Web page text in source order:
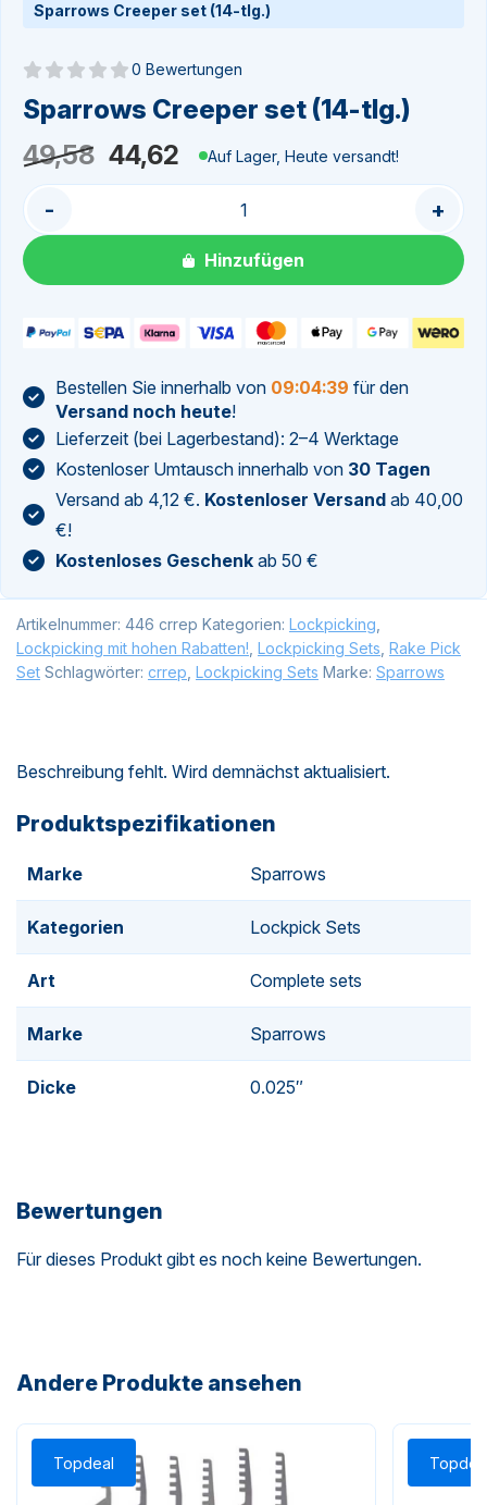
Sparrows Creeper set (14-tlg.)
Noch keine Bewertungen
0 Bewertungen
Sparrows Creeper set (14-tlg.)
49,58 Ursprünglicher
Preis
49,58
44,62 Aktueller
Preis
44,62.
Auf Lager, Heute versandt!
- +
Hinzufügen
Bestellen Sie innerhalb von 09:04:38 für den
Versand noch heute!
Lieferzeit (bei Lagerbestand): 2–4 Werktage
Kostenloser Umtausch innerhalb von 30 Tagen
Versand ab 4,12 €. Kostenloser Versand ab 40,00
€!
Kostenloses Geschenk ab 50 €
Artikelnummer: 446 crrep Kategorien: Lockpicking
Lockpicking mit hohen Rabatten! Lockpicking Sets Rake Pick
Set Schlagwörter: crrep Lockpicking Sets Marke: Sparrows
Beschreibung fehlt. Wird demnächst aktualisiert.
Produktspezifikationen
Marke Sparrows
Kategorien Lockpick Sets
Art Complete sets
Marke Sparrows
Dicke 0.025″
Bewertungen
Für dieses Produkt gibt es noch keine Bewertungen.
Andere Produkte ansehen
Topdeal